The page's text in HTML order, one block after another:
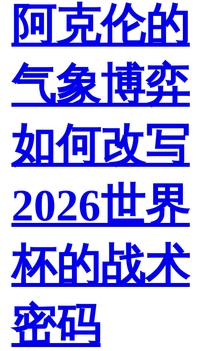
阿克伦的
气象博弈
如何改写
2026世界
杯的战术
密码